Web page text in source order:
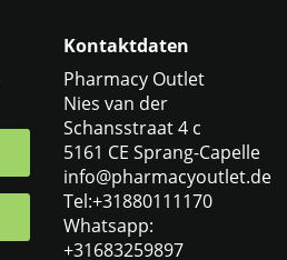
Kontaktdaten
Pharmacy Outlet
Nies van der
Schansstraat 4 c
5161 CE Sprang-Capelle
info@pharmacyoutlet.de
Tel:+31880111170
Whatsapp:
+31683259897